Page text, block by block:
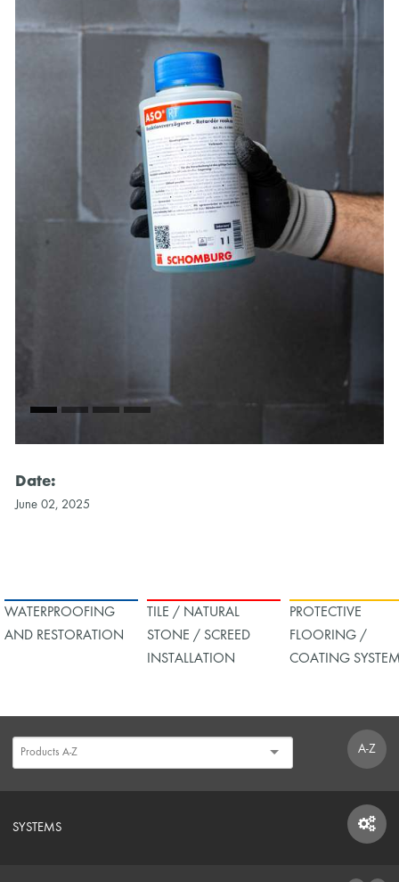
Date:
June 02, 2025
WATERPROOFING
AND RESTORATION
TILE / NATURAL
STONE / SCREED
INSTALLATION
PROTECTIVE
FLOORING /
COATING
A-Z
SYSTEMS